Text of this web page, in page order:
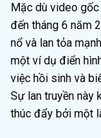
Mặc dù video
đến tháng 6 năm
nổ và lan tỏa
một ví dụ điển
việc hồi sinh và
Sự lan truyền này
thúc đẩy bởi một